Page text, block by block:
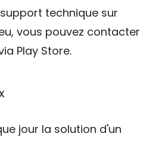
technique sur
vous pouvez contacter
Play Store.
jour la solution d'un